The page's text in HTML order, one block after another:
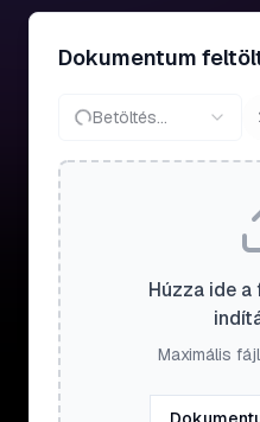
Dokumentum
Betöltés...
Húzza ide
Maximális